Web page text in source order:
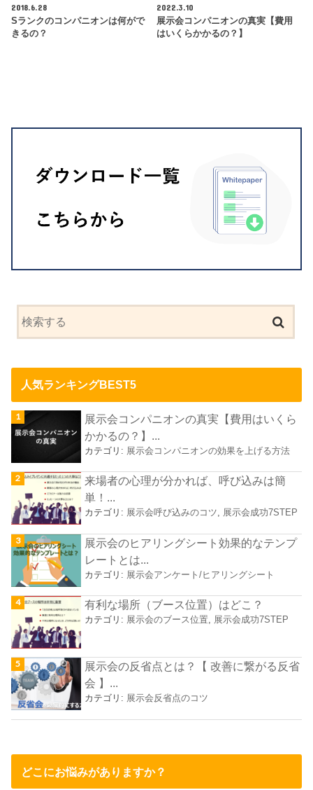
2018.6.28
Sランクのコンパニオンは何がで
きるの？
2022.3.10
展示会コンパニオンの真実【費用
はいくらかかるの？】
人気ランキングBEST5
展示会コンパニオンの真実【費用はいくら
かかるの？】...
カテゴリ: 展示会コンパニオンの効果を上げる方法
来場者の心理が分かれば、呼び込みは簡
単！...
カテゴリ: 展示会呼び込みのコツ, 展示会成功7STEP
展示会のヒアリングシート効果的なテンプ
レートとは...
カテゴリ: 展示会アンケート/ヒアリングシート
有利な場所（ブース位置）はどこ？
カテゴリ: 展示会のブース位置, 展示会成功7STEP
展示会の反省点とは？【 改善に繋がる反省
会 】...
カテゴリ: 展示会反省点のコツ
どこにお悩みがありますか？